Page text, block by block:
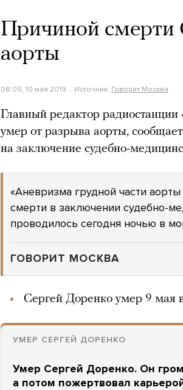
Причиной смерти
аорты
08:09, 10 мая 2019 Источник: Говорит Москва
Главный редактор
умер от разрыва аорты,
на заключение судебно-
«Аневризма грудной части
смерти в заключении судебно-
проводилось сегодня ночью в
ГОВОРИТ МОСКВА
Сергей Доренко умер 9 мая
УМЕР СЕРГЕЙ ДОРЕНКО
Умер Сергей Доренко. Он
а потом пожертвовал